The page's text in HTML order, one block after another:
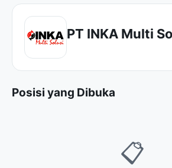
PT INKA Multi
Posisi yang Dibuka
📋